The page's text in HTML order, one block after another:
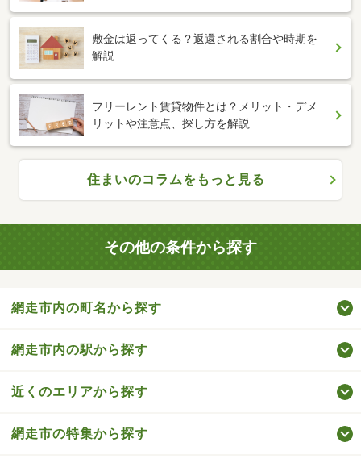
敷金は返ってくる？返還される割合や時期を
解説
フリーレント賃貸物件とは？メリット・デメ
リットや注意点、探し方を解説
住まいのコラムをもっと見る
その他の条件から探す
網走市内の町名から探す
網走市内の駅から探す
近くのエリアから探す
網走市の特集から探す